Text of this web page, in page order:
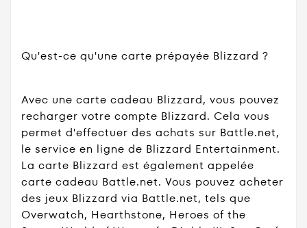
Qu'est-ce qu'une carte prépayée Blizzard ?
Avec une carte cadeau Blizzard, vous pouvez
recharger votre compte Blizzard. Cela vous
permet d'effectuer des achats sur Battle.net,
le service en ligne de Blizzard Entertainment.
La carte Blizzard est également appelée
carte cadeau Battle.net. Vous pouvez acheter
des jeux Blizzard via Battle.net, tels que
Overwatch, Hearthstone, Heroes of the